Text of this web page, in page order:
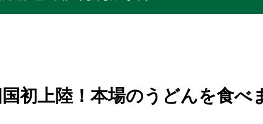
初上陸！本場のうどんを食べ